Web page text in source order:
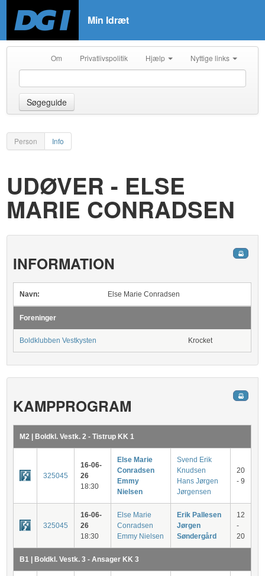
Min Idræt
Om Privatlivspolitik Hjælp Nyttige links
Søgeguide
Person Info
UDØVER - ELSE
MARIE CONRADSEN
INFORMATION
Navn: Else Marie Conradsen
Foreninger
Boldklubben Vestkysten Krocket
KAMPPROGRAM
M2 | Boldkl. Vestk. 2 - Tistrup KK 1
325045
16-06-
26
18:30
Else Marie
Conradsen
Emmy
Nielsen
Svend Erik
Knudsen
Hans Jørgen
Jørgensen
20
- 9
325045
16-06-
26
18:30
Else Marie
Conradsen
Emmy Nielsen
Erik Pallesen
Jørgen
Søndergård
12
-
20
B1 | Boldkl. Vestk. 3 - Ansager KK 3